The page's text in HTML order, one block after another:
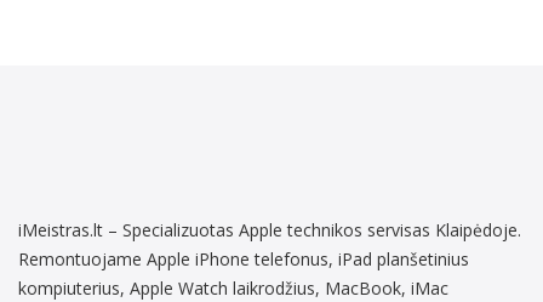
iMeistras.lt – Specializuotas Apple technikos servisas Klaipėdoje.
Remontuojame Apple iPhone telefonus, iPad planšetinius
kompiuterius, Apple Watch laikrodžius, MacBook, iMac